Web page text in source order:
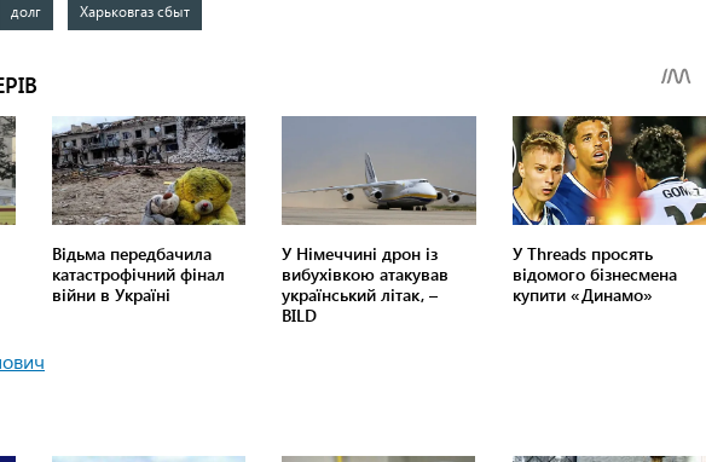
долг Харьковгаз сбыт